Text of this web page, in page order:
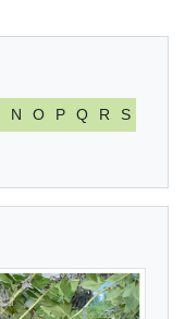
N O P Q R
S